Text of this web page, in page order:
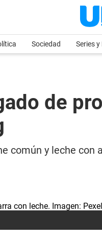
Sociedad Series
de
común y leche con